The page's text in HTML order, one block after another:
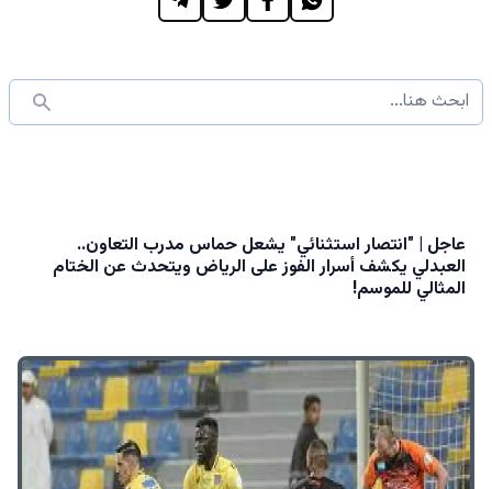
عاجل | "انتصار استثنائي" يشعل حماس مدرب التعاون..
العبدلي يكشف أسرار الفوز على الرياض ويتحدث عن الختام
المثالي للموسم!